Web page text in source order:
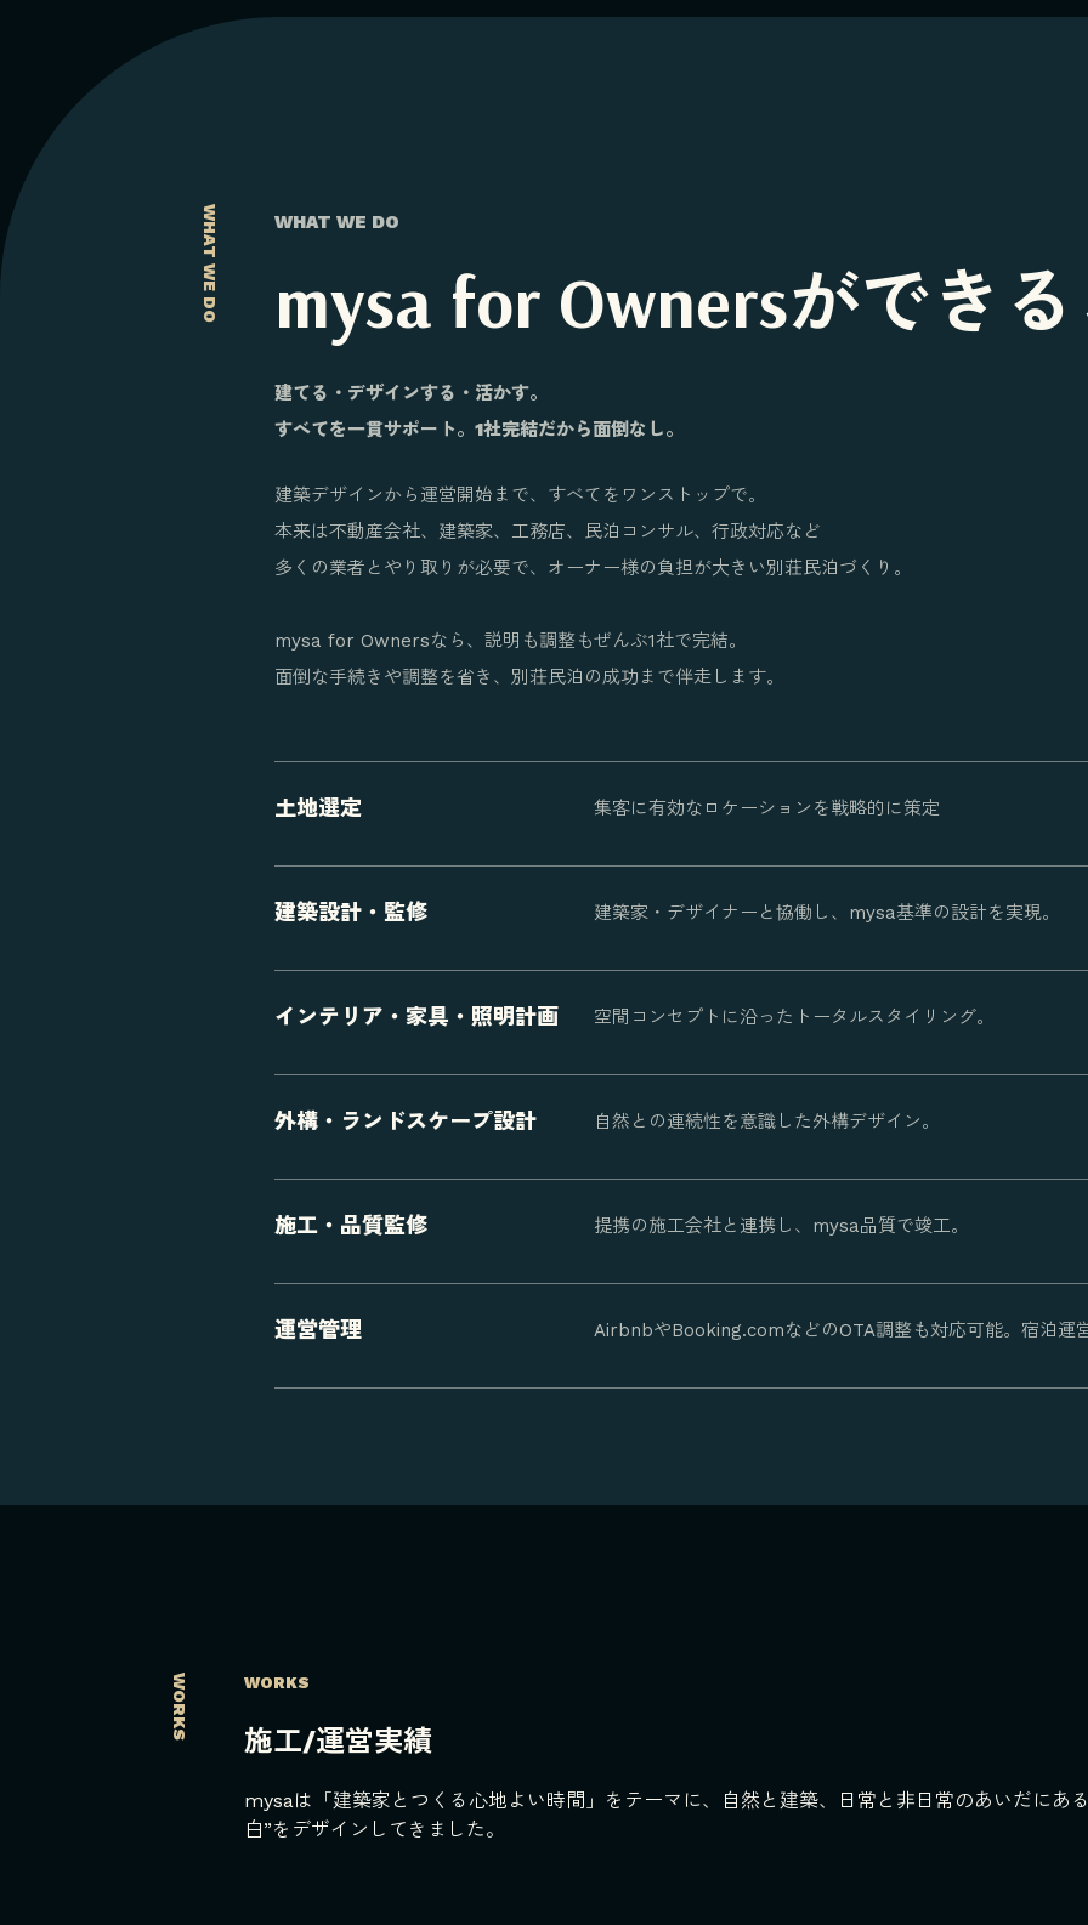
WHAT WE DO WHAT WE DO
mysa for Ownersができ
建てる・デザインする・活かす。
すべてを一貫サポート。1社完結だから面倒なし。
建築デザインから運営開始まで、すべてをワンストップで。
本来は不動産会社、建築家、工務店、民泊コンサル、行政対応など
多くの業者とやり取りが必要で、オーナー様の負担が大きい別荘民泊づくり。
mysa for Ownersなら、説明も調整もぜんぶ1社で完結。
面倒な手続きや調整を省き、別荘民泊の成功まで伴走します。
土地選定 集客に有効なロケーションを戦略的に策定
建築設計・監修 建築家・デザイナーと協働し、mysa基準の設計を実現。
インテリア・家具・照明計画 空間コンセプトに沿ったトータルスタイリング。
外構・ランドスケープ設計 自然との連続性を意識した外構デザイン。
施工・品質監修 提携の施工会社と連携し、mysa品質で竣工。
運営管理 AirbnbやBooking.comなどのOTA調整も対応可能。宿泊運
WORKS WORKS
施工/運営実績
mysaは「建築家とつくる心地よい時間」をテーマに、自然と建築、日常と非日常のあいだにあ
白”をデザインしてきました。